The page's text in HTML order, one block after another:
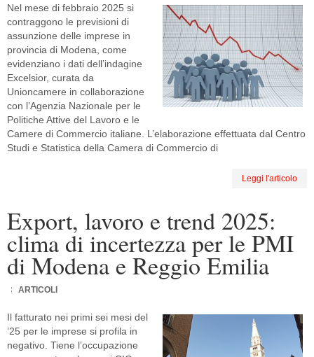
Nel mese di febbraio 2025 si
contraggono le previsioni di
assunzione delle imprese in
provincia di Modena, come
evidenziano i dati dell’indagine
Excelsior, curata da
Unioncamere in collaborazione
con l’Agenzia Nazionale per le
Politiche Attive del Lavoro e le
Camere di Commercio italiane. L’elaborazione effettuata dal Centro
Studi e Statistica della Camera di Commercio di
Leggi l'articolo
Export, lavoro e trend 2025:
clima di incertezza per le PMI
di Modena e Reggio Emilia
ARTICOLI
Il fatturato nei primi sei mesi del
’25 per le imprese si profila in
negativo. Tiene l’occupazione